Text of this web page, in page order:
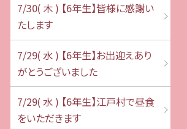
7/30( 木 ) 【6年生】皆様に感謝い
たします
7/29( 水 ) 【6年生】お出迎えあり
がとうございました
7/29( 水 ) 【6年生】江戸村で昼食
をいただきます